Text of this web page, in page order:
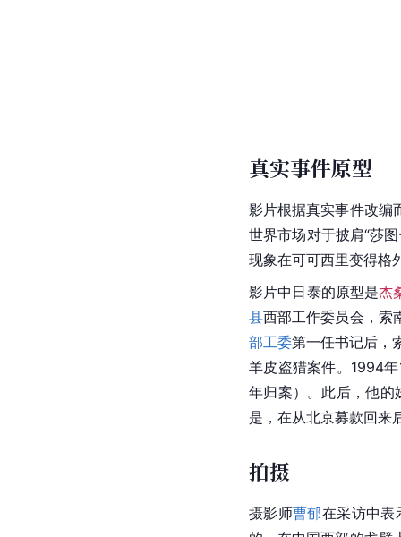
真实事件原型
影片根据真实事件改编
世界市场对于披肩“莎
现象在可可西里变得格
影片中日泰的原型是杰
县西部工作委员会，索
部工委第一任书记后，
羊皮盗猎案件。1994
年归案）。此后，他的
是，在从北京募款回来
拍摄
摄影师曹郁在采访中表